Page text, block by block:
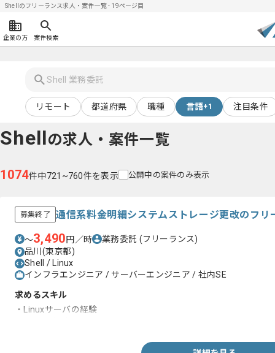
Shellのフリーランス求人・案件一覧 - 19ページ目
企業の方 案件検索
リモート 都道府県 職種 言語+1 注目条件
Shellの求人・案件一覧
1074件中721~760件を表示 公開中の案件のみ表示
募集終了 通信系料金明細システムストレージ更改のフリ
〜3,490円／時 業務委託 (フリーランス)
品川(東京都)
Shell / Linux
インフラエンジニア / サーバーエンジニア / 社内SE
求めるスキル
・Linuxサーバの経験